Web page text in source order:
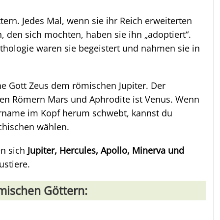
Jedes Mal, wenn sie ihr Reich erweiterten
sich mochten, haben sie ihn „adoptiert“.
waren sie begeistert und nahmen sie in
Gott Zeus dem römischen Jupiter. Der
Römern Mars und Aphrodite ist Venus. Wenn
im Kopf herum schwebt, kannst du
wählen.
sich Jupiter, Hercules, Apollo, Minerva und
Göttern: